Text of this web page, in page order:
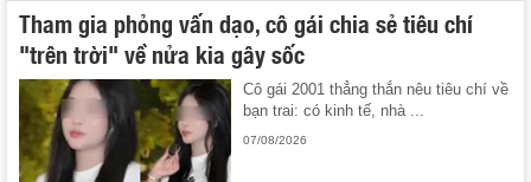
Tham gia phỏng vấn dạo, cô gái chia sẻ tiêu chí
"trên trời" về nửa kia gây sốc
Cô gái 2001 thẳng thắn nêu tiêu chí về
bạn trai: có kinh tế, nhà ...
07/08/2026